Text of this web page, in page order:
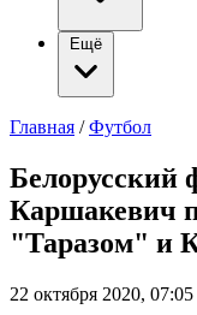
Ещё
Главная / Футбол
Белорусский
Каршакевич
"Таразом" и
22 октября 2020, 07:05